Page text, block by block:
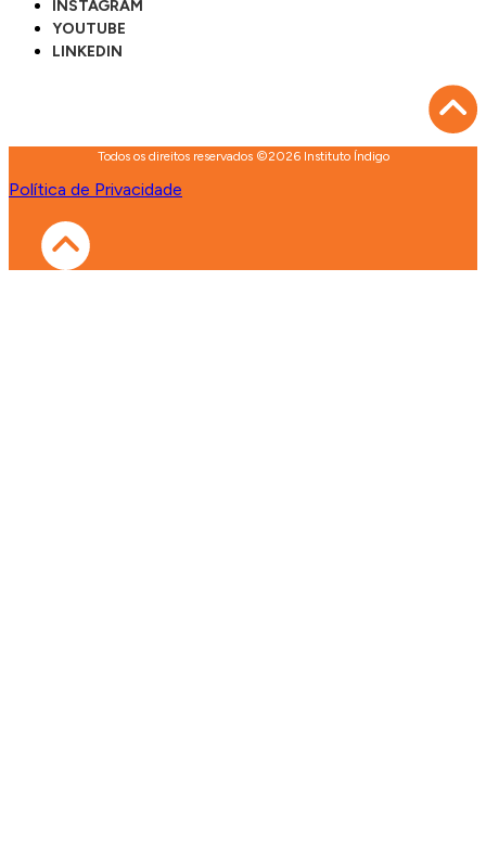
INSTAGRAM
YOUTUBE
LINKEDIN
Todos os direitos reservados ©2026 Instituto Índigo
Política de Privacidade